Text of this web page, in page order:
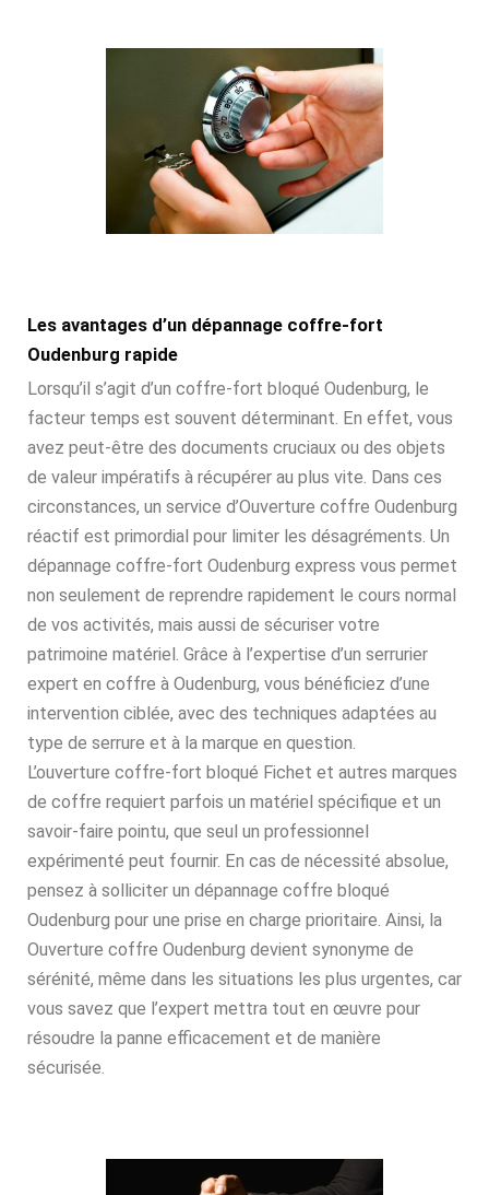
Les avantages d’un dépannage coffre-fort
Oudenburg rapide
Lorsqu’il s’agit d’un coffre-fort bloqué Oudenburg, le
facteur temps est souvent déterminant. En effet, vous
avez peut-être des documents cruciaux ou des objets
de valeur impératifs à récupérer au plus vite. Dans ces
circonstances, un service d’Ouverture coffre Oudenburg
réactif est primordial pour limiter les désagréments. Un
dépannage coffre-fort Oudenburg express vous permet
non seulement de reprendre rapidement le cours normal
de vos activités, mais aussi de sécuriser votre
patrimoine matériel. Grâce à l’expertise d’un serrurier
expert en coffre à Oudenburg, vous bénéficiez d’une
intervention ciblée, avec des techniques adaptées au
type de serrure et à la marque en question.
L’ouverture coffre-fort bloqué Fichet et autres marques
de coffre requiert parfois un matériel spécifique et un
savoir-faire pointu, que seul un professionnel
expérimenté peut fournir. En cas de nécessité absolue,
pensez à solliciter un dépannage coffre bloqué
Oudenburg pour une prise en charge prioritaire. Ainsi, la
Ouverture coffre Oudenburg devient synonyme de
sérénité, même dans les situations les plus urgentes, car
vous savez que l’expert mettra tout en œuvre pour
résoudre la panne efficacement et de manière
sécurisée.